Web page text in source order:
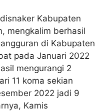
Kabupaten
mengkalim berhasil
di Kabupaten
pada Januari 2022
mengurangi 2
11 koma sekian
2022 jadi 9
Kamis